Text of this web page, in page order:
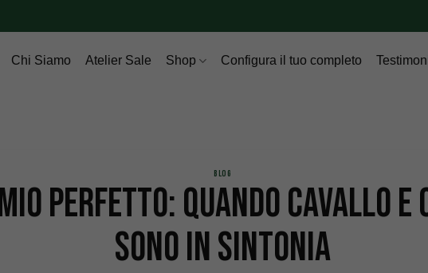
Chi Siamo Atelier Sale Shop Configura il tuo completo
BLOG
perfetto: quando cavallo e
sono in sintonia